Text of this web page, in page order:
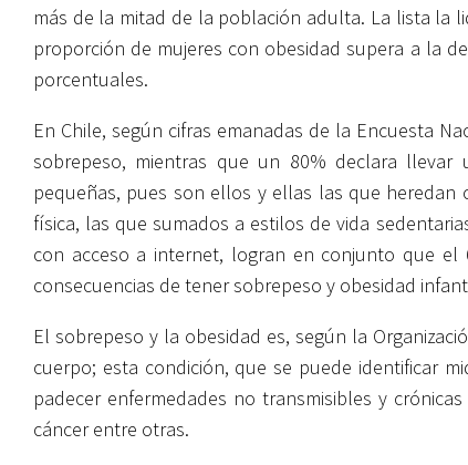
más de la mitad de la población adulta. La lista la
proporción de mujeres con obesidad supera a la
porcentuales.
En Chile, según cifras emanadas de la Encuesta
sobrepeso, mientras que un 80% declara
pequeñas, pues son ellos y ellas las que
física, las que sumados a estilos de vida
con acceso a internet, logran en conjunto que
consecuencias de tener sobrepeso y obesidad
El sobrepeso y la obesidad es, según la
cuerpo; esta condición, que se puede identificar
padecer enfermedades no transmisibles y
cáncer entre otras.